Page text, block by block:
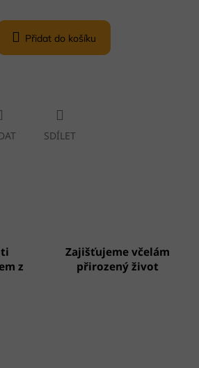
Přidat do košíku
SDÍLET
z
Zajišťujeme včelám
přirozený život